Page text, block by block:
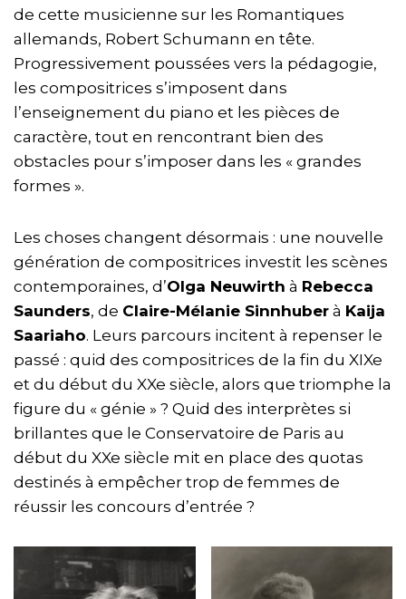
de cette musicienne sur les Romantiques
allemands, Robert Schumann en tête.
Progressivement poussées vers la pédagogie,
les compositrices s’imposent dans
l’enseignement du piano et les pièces de
caractère, tout en rencontrant bien des
obstacles pour s’imposer dans les « grandes
formes ».
Les choses changent désormais : une nouvelle
génération de compositrices investit les scènes
contemporaines, d’Olga Neuwirth à Rebecca
Saunders, de Claire-Mélanie Sinnhuber à Kaija
Saariaho. Leurs parcours incitent à repenser le
passé : quid des compositrices de la fin du XIXe
et du début du XXe siècle, alors que triomphe la
figure du « génie » ? Quid des interprètes si
brillantes que le Conservatoire de Paris au
début du XXe siècle mit en place des quotas
destinés à empêcher trop de femmes de
réussir les concours d’entrée ?